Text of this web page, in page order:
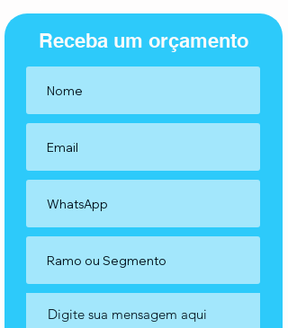
Receba um orçamento